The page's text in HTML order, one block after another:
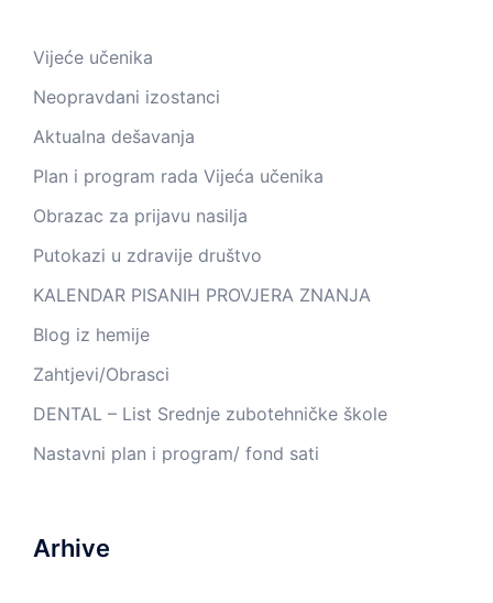
Vijeće učenika
Neopravdani izostanci
Aktualna dešavanja
Plan i program rada Vijeća učenika
Obrazac za prijavu nasilja
Putokazi u zdravije društvo
KALENDAR PISANIH PROVJERA ZNANJA
Blog iz hemije
Zahtjevi/Obrasci
DENTAL – List Srednje zubotehničke škole
Nastavni plan i program/ fond sati
Arhive